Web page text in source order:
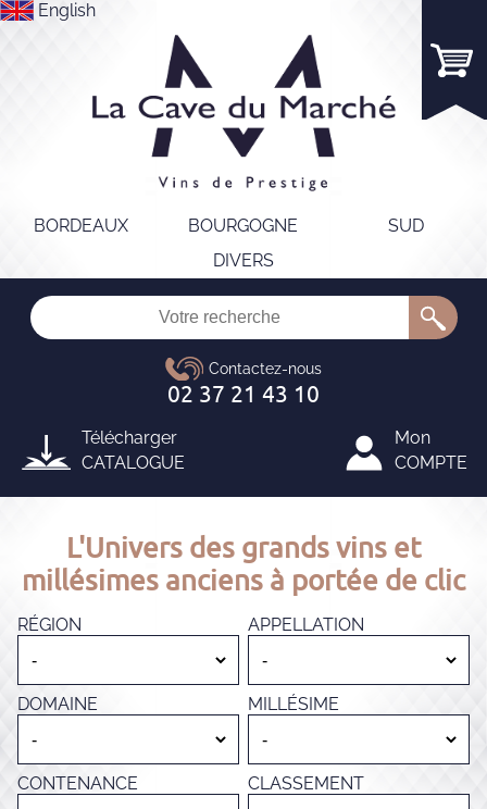
English
BORDEAUX BOURGOGNE
SUD
DIVERS
Télécharger
CATALOGUE
Mon
COMPTE
L'Univers des grands vins et
millésimes anciens à portée de clic
RÉGION APPELLATION
DOMAINE MILLÉSIME
CONTENANCE CLASSEMENT